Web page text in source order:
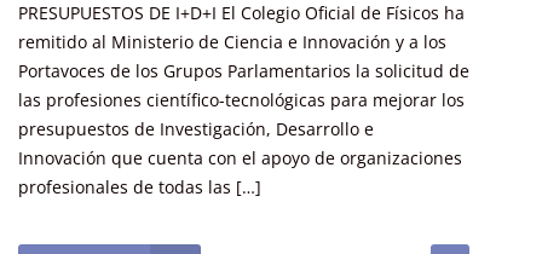
PRESUPUESTOS DE I+D+I El Colegio Oficial de Físicos ha
remitido al Ministerio de Ciencia e Innovación y a los
Portavoces de los Grupos Parlamentarios la solicitud de
las profesiones científico-tecnológicas para mejorar los
presupuestos de Investigación, Desarrollo e
Innovación que cuenta con el apoyo de organizaciones
profesionales de todas las […]